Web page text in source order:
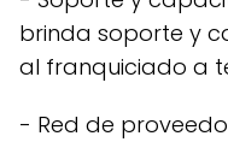
brinda soporte y
al franquiciado a
- Red de